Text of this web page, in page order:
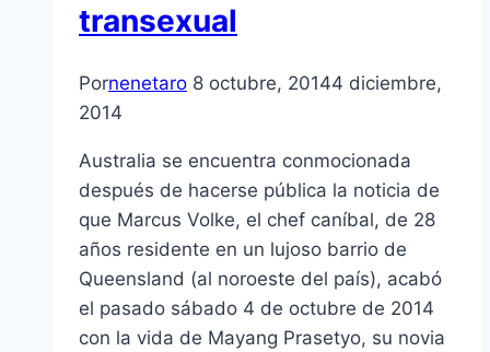
transexual
Pornenetaro 8 octubre, 20144 diciembre,
2014
Australia se encuentra conmocionada
después de hacerse pública la noticia de
que Marcus Volke, el chef caníbal, de 28
años residente en un lujoso barrio de
Queensland (al noroeste del país), acabó
el pasado sábado 4 de octubre de 2014
con la vida de Mayang Prasetyo, su novia